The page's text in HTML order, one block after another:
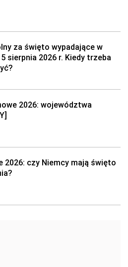
za święto wypadające w
sierpnia 2026 r. Kiedy trzeba
2026: województwa
2026: czy Niemcy mają święto